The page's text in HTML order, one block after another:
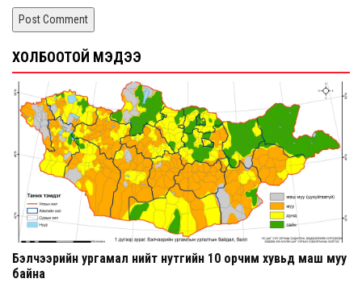
ХОЛБООТОЙ МЭДЭЭ
Бэлчээрийн ургамал нийт нутгийн 10 орчим хувьд маш муу
байна